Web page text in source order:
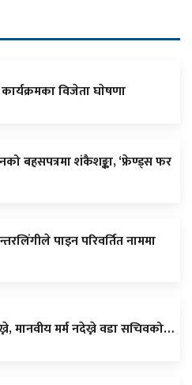
विजेता घाेषणा
बहसपत्रमा शंकैशङ्का, ‘फ्रेण्ड्स फर
पाइन परिवर्तित नाममा
मानवीय मर्म नदेख्ने वडा सचिवको…